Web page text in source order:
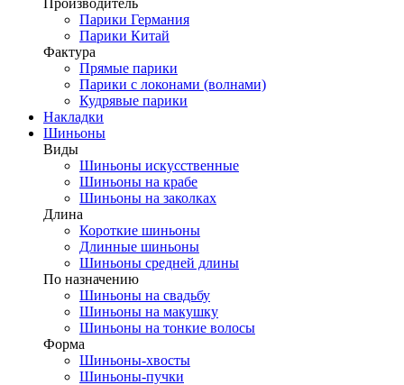
Производитель
Парики Германия
Парики Китай
Фактура
Прямые парики
Парики с локонами (волнами)
Кудрявые парики
Накладки
Шиньоны
Виды
Шиньоны искусственные
Шиньоны на крабе
Шиньоны на заколках
Длина
Короткие шиньоны
Длинные шиньоны
Шиньоны средней длины
По назначению
Шиньоны на свадьбу
Шиньоны на макушку
Шиньоны на тонкие волосы
Форма
Шиньоны-хвосты
Шиньоны-пучки